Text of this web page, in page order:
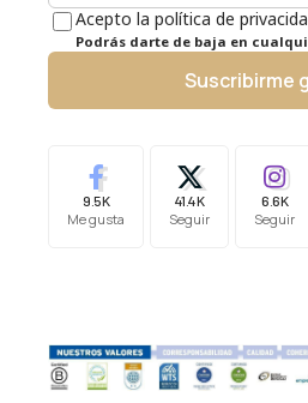
Acepto la política de
Podrás darte de baja en
Suscribirme
9.5K
Me gusta
41.4K
Seguir
6.6K
Seguir